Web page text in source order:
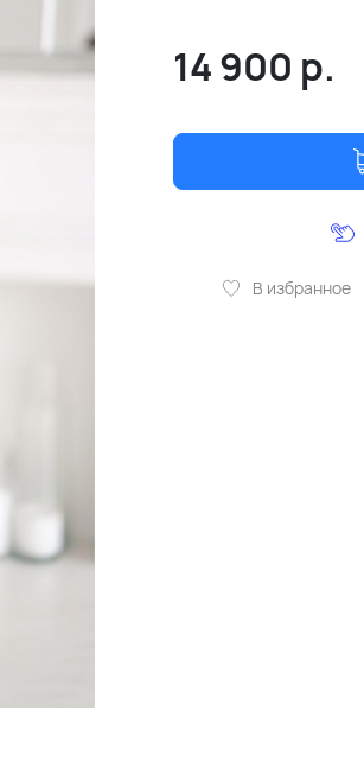
14 900 р.
В избранное